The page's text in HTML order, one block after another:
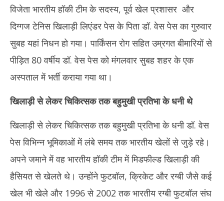
NOW VIEWING
August
2025
विजेता भारतीय हॉकी टीम के सदस्य, पूर्व खेल प्रशासर और
दिग्गज टेनिस खिलाड़ी लिएंडर पेस के पिता डॉ. वेस पेस का गुरुवार
सुबह यहां निधन हो गया। पार्किंसन रोग सहित उम्रगत बीमारियों से
पीड़ित 80 वर्षीय डॉ. वेस पेस को मंगलवार सुबह शहर के एक
अस्पताल में भर्ती कराया गया था।
खिलाड़ी से लेकर चिकित्सक तक बहुमुखी प्रतिभा के धनी थे
खिलाड़ी से लेकर चिकित्सक तक बहुमुखी प्रतिभा के धनी डॉ. वेस
पेस विभिन्न भूमिकाओं में लंबे समय तक भारतीय खेलों से जुड़े रहे।
अपने जमाने में वह भारतीय हॉकी टीम में मिडफील्ड खिलाड़ी की
हैसियत से खेलते थे। उन्होंने फुटबॉल, क्रिकेट और रग्बी जैसे कई
खेल भी खेले और 1996 से 2002 तक भारतीय रग्बी फुटबॉल संघ